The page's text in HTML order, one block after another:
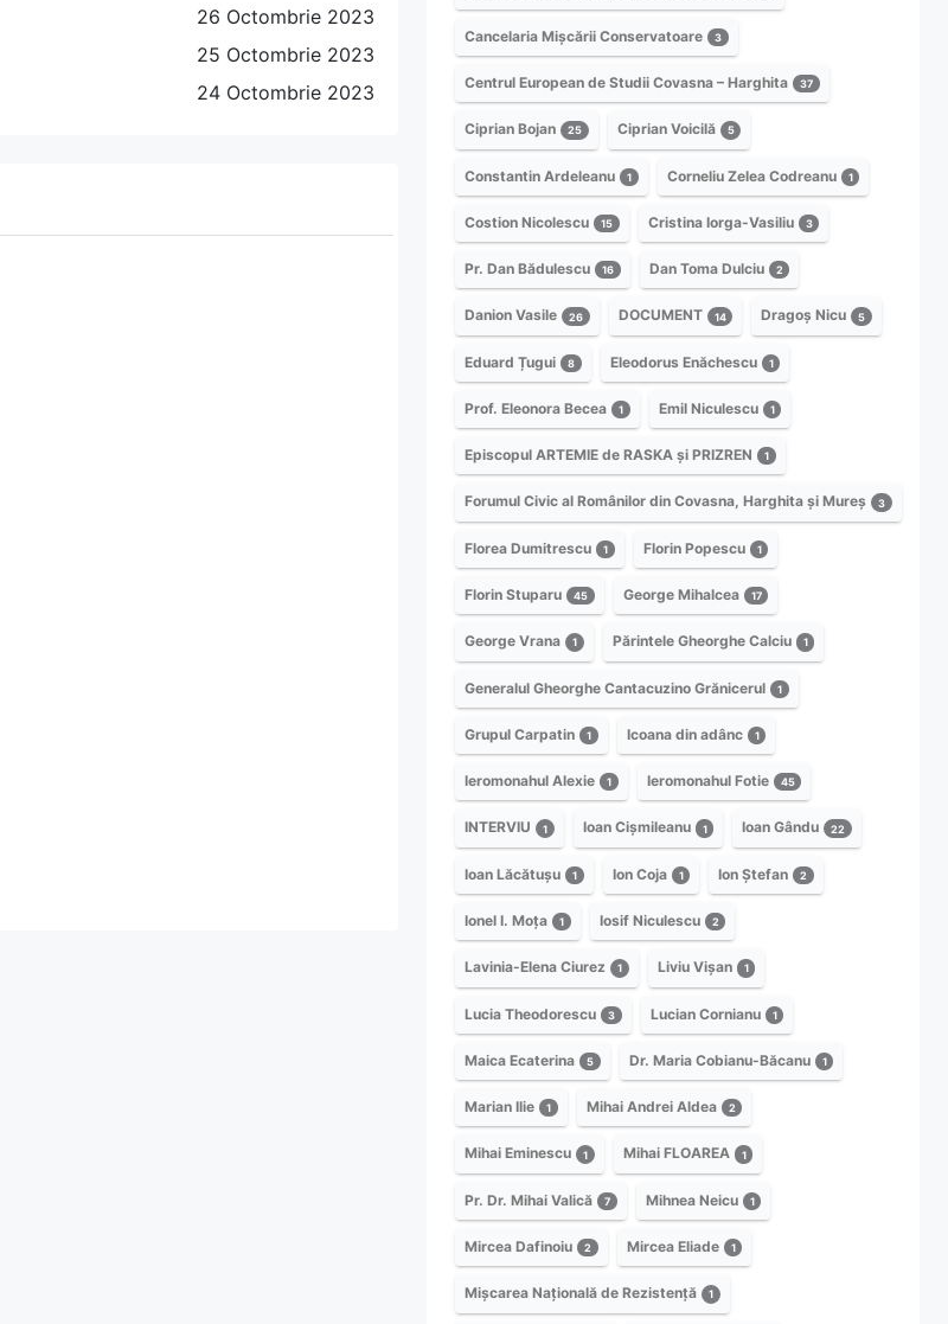
26 Octombrie 2023
25 Octombrie 2023
24 Octombrie 2023
Cancelaria Mișcării Conservatoare 3
Centrul European de Studii Covasna – Harghita 37
Ciprian Bojan 25 Ciprian Voicilă 5
Constantin Ardeleanu 1 Corneliu Zelea Codreanu 1
Costion Nicolescu 15 Cristina Iorga-Vasiliu 3
Pr. Dan Bădulescu 16 Dan Toma Dulciu 2
Danion Vasile 26 DOCUMENT 14 Dragoș Nicu 5
Eduard Țugui 8 Eleodorus Enăchescu 1
Prof. Eleonora Becea 1 Emil Niculescu 1
Episcopul ARTEMIE de RASKA și PRIZREN 1
Forumul Civic al Românilor din Covasna, Harghita și Mureș 3
Florea Dumitrescu 1 Florin Popescu 1
Florin Stuparu 45 George Mihalcea 17
George Vrana 1 Părintele Gheorghe Calciu 1
Generalul Gheorghe Cantacuzino Grănicerul 1
Grupul Carpatin 1 Icoana din adânc 1
Ieromonahul Alexie 1 Ieromonahul Fotie 45
INTERVIU 1 Ioan Cișmileanu 1 Ioan Gându 22
Ioan Lăcătușu 1 Ion Coja 1 Ion Ștefan 2
Ionel I. Moța 1 Iosif Niculescu 2
Lavinia-Elena Ciurez 1 Liviu Vișan 1
Lucia Theodorescu 3 Lucian Cornianu 1
Maica Ecaterina 5 Dr. Maria Cobianu-Băcanu 1
Marian Ilie 1 Mihai Andrei Aldea 2
Mihai Eminescu 1 Mihai FLOAREA 1
Pr. Dr. Mihai Valică 7 Mihnea Neicu 1
Mircea Dafinoiu 2 Mircea Eliade 1
Mișcarea Națională de Rezistență 1